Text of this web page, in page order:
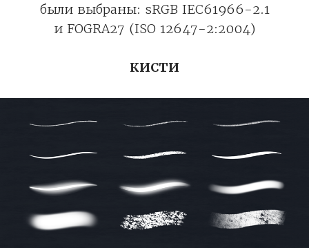
были выбраны: sRGB IEC61966-2.1
и FOGRA27 (ISO 12647-2:2004)
КИСТИ